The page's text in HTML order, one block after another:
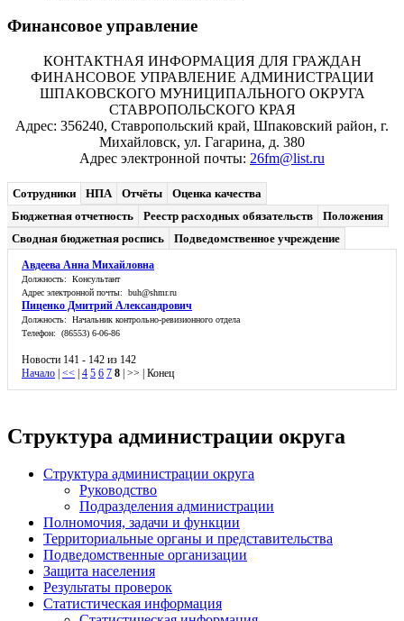
Финансовое управление
КОНТАКТНАЯ ИНФОРМАЦИЯ ДЛЯ ГРАЖДАН
ФИНАНСОВОЕ УПРАВЛЕНИЕ АДМИНИСТРАЦИИ
ШПАКОВСКОГО МУНИЦИПАЛЬНОГО ОКРУГА
СТАВРОПОЛЬСКОГО КРАЯ
Адрес: 356240, Ставропольский край, Шпаковский район, г.
Михайловск, ул. Гагарина, д. 380
Адрес электронной почты: 26fm@list.ru
Сотрудники НПА Отчёты
Оценка качества
Бюджетная отчетность
Реестр расходных обязательств
Положения
Сводная бюджетная роспись
Подведомственное учреждение
Авдеева Анна Михайловна
Должность: Консультант
Адрес электронной почты: buh@shmr.ru
Пиценко Дмитрий Александрович
Должность: Начальник контрольно-ревизионного отдела
Телефон: (86553) 6-06-86
Новости 141 - 142 из 142
Начало | << | 4 5 6 7 8 | >> | Конец
Структура администрации округа
Структура администрации округа
Руководство
Подразделения администрации
Полномочия, задачи и функции
Территориальные органы и представительства
Подведомственные организации
Защита населения
Результаты проверок
Статистическая информация